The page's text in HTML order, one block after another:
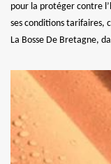
pour la protéger contre
ses conditions tarifaires,
La Bosse De Bretagne,